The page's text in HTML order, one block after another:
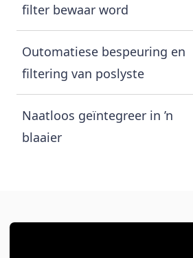
filter bewaar word
Outomatiese bespeuring en
filtering van poslyste
Naatloos geïntegreer in ’n
blaaier